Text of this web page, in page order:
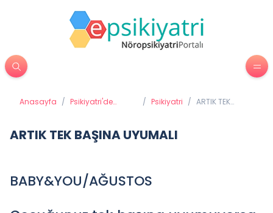
Anasayfa / Psikiyatri'de
/ Psikiyatri / ARTIK TEK
ARTIK TEK BAŞINA UYUMALI
BABY&YOU/AĞUSTOS